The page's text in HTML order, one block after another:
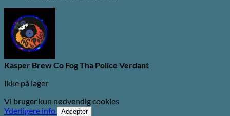
Kasper Brew Co Fog Tha Police Verdant
Ikke på lager
Vi bruger kun nødvendig cookies
Yderligere info
Accepter